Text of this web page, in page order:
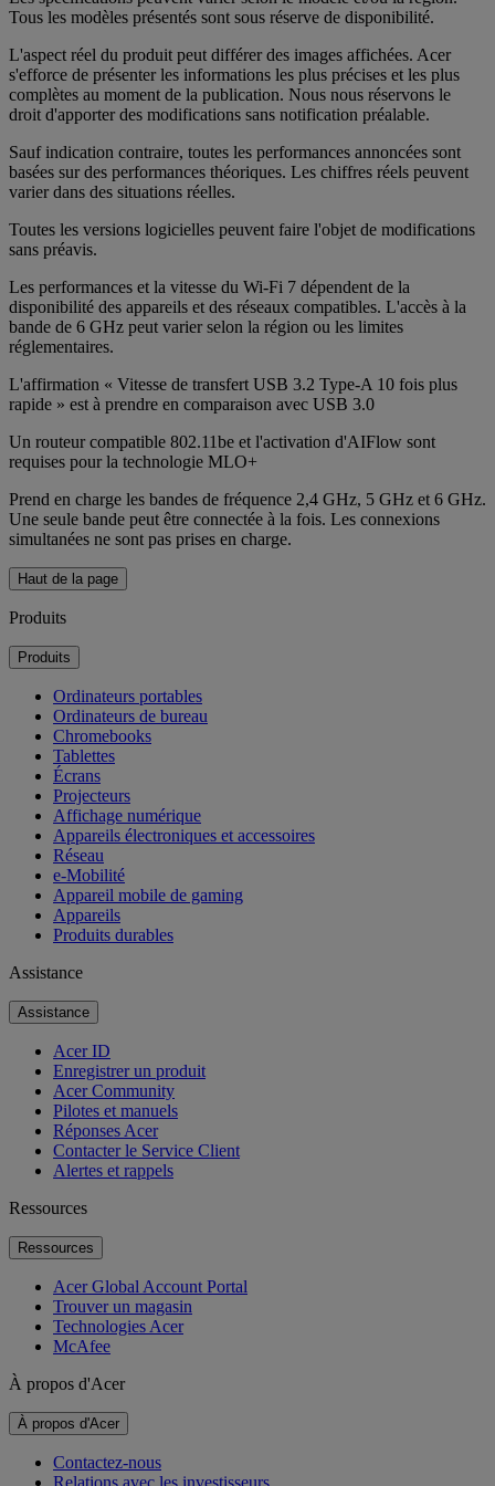
Tous les modèles présentés sont sous réserve de disponibilité.
L'aspect réel du produit peut différer des images affichées. Acer
s'efforce de présenter les informations les plus précises et les plus
complètes au moment de la publication. Nous nous réservons le
droit d'apporter des modifications sans notification préalable.
Sauf indication contraire, toutes les performances annoncées sont
basées sur des performances théoriques. Les chiffres réels peuvent
varier dans des situations réelles.
Toutes les versions logicielles peuvent faire l'objet de modifications
sans préavis.
Les performances et la vitesse du Wi-Fi 7 dépendent de la
disponibilité des appareils et des réseaux compatibles. L'accès à la
bande de 6 GHz peut varier selon la région ou les limites
réglementaires.
L'affirmation « Vitesse de transfert USB 3.2 Type-A 10 fois plus
rapide » est à prendre en comparaison avec USB 3.0
Un routeur compatible 802.11be et l'activation d'AIFlow sont
requises pour la technologie MLO+
Prend en charge les bandes de fréquence 2,4 GHz, 5 GHz et 6 GHz.
Une seule bande peut être connectée à la fois. Les connexions
simultanées ne sont pas prises en charge.
Haut de la page
Produits
Produits
Ordinateurs portables
Ordinateurs de bureau
Chromebooks
Tablettes
Écrans
Projecteurs
Affichage numérique
Appareils électroniques et accessoires
Réseau
e-Mobilité
Appareil mobile de gaming
Appareils
Produits durables
Assistance
Assistance
Acer ID
Enregistrer un produit
Acer Community
Pilotes et manuels
Réponses Acer
Contacter le Service Client
Alertes et rappels
Ressources
Ressources
Acer Global Account Portal
Trouver un magasin
Technologies Acer
McAfee
À propos d'Acer
À propos d'Acer
Contactez-nous
Relations avec les investisseurs